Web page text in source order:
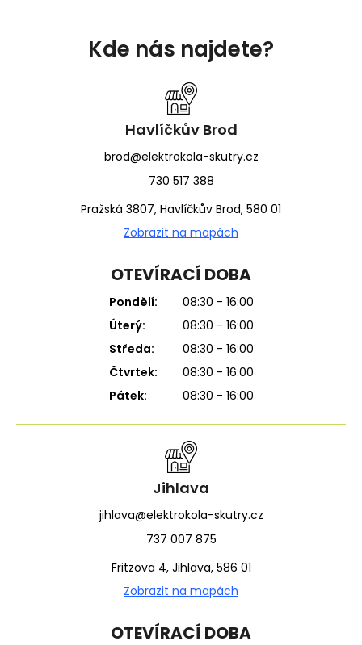
Kde nás najdete?
Havlíčkův Brod
brod@elektrokola-skutry.cz
730 517 388
Pražská 3807, Havlíčkův Brod, 580 01
Zobrazit na mapách
OTEVÍRACÍ DOBA
Pondělí:
08:30 - 16:00
Úterý:
08:30 - 16:00
Středa:
08:30 - 16:00
Čtvrtek:
08:30 - 16:00
Pátek:
08:30 - 16:00
Jihlava
jihlava@elektrokola-skutry.cz
737 007 875
Fritzova 4, Jihlava, 586 01
Zobrazit na mapách
OTEVÍRACÍ DOBA